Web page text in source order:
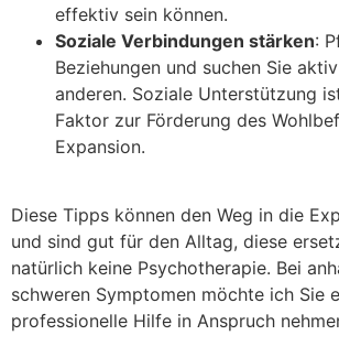
effektiv sein können.
Soziale Verbindungen stärken:
Beziehungen und suchen Sie
anderen. Soziale Unterstützung
Faktor zur Förderung des
Expansion.
Diese Tipps können den Weg in die
und sind gut für den Alltag, diese
natürlich keine Psychotherapie. Bei
schweren Symptomen möchte ich Sie
professionelle Hilfe in Anspruch